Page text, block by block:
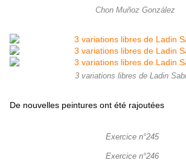
Chon Muñoz González
3 variations libres de Ladin
De nouvelles peintures ont été rajoutées
Exercice n°245
Exercice n°246